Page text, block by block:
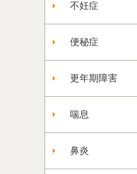
不妊症
便秘症
更年期障害
喘息
鼻炎